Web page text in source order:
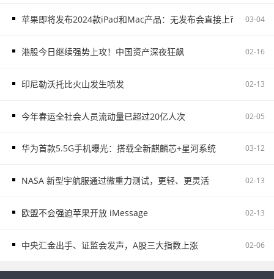
苹果即将发布2024款iPad和Mac产品：无发布会直接上市 03-04
港股今日继续强势上攻！中国资产深夜狂飙 02-16
印尼勒沃托比火山发生喷发 02-13
今年春运全社会人员流动量已超过20亿人次 02-05
华为首款5.5G手机曝光：搭载全新麒麟芯+星河系统 03-12
NASA 新型宇航服通过微重力测试，更轻、更灵活 02-13
欧盟不会强迫苹果开放 iMessage 02-13
中央汇金出手、证监会发声，A股三大指数上涨 02-06